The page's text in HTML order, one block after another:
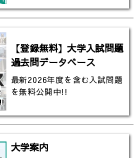
【登録無料】大学入試問題
過去問データベース
最新2026年度を含む入試問題
を無料公開中!!
大学案内